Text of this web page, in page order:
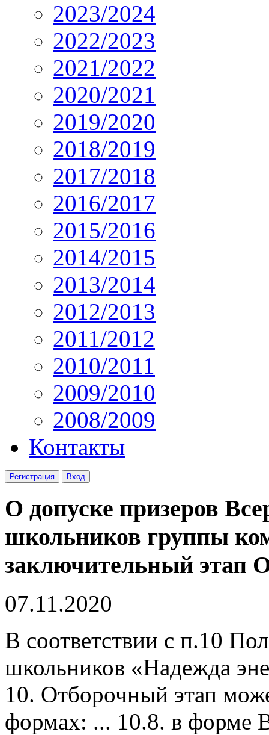
2023/2024
2022/2023
2021/2022
2020/2021
2019/2020
2018/2019
2017/2018
2016/2017
2015/2016
2014/2015
2013/2014
2012/2013
2011/2012
2010/2011
2009/2010
2008/2009
Контакты
Регистрация Вход
О допуске призеров
школьников группы
заключительный этап
07.11.2020
В соответствии с п.10
школьников «Надежда
10. Отборочный этап
формах: ... 10.8. в форме